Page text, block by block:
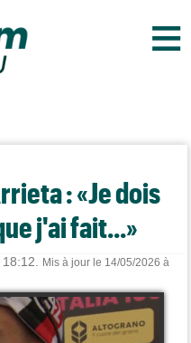
≡
: «Je dois
j'ai fait...»
Mis à jour le 14/05/2026 à